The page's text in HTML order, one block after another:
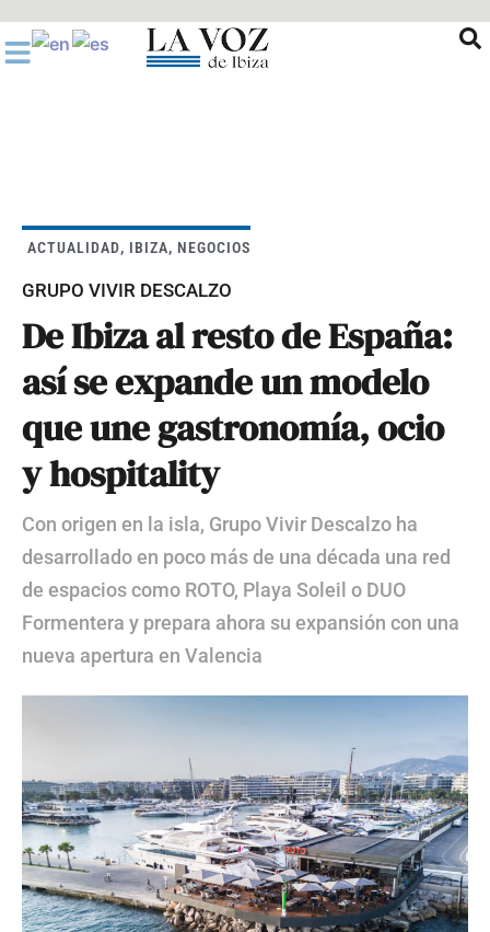
al
contenido
ACTUALIDAD, IBIZA, NEGOCIOS
GRUPO VIVIR DESCALZO
De Ibiza al resto de España:
así se expande un modelo
que une gastronomía, ocio
y hospitality
Con origen en la isla, Grupo Vivir Descalzo ha
desarrollado en poco más de una década una red
de espacios como ROTO, Playa Soleil o DUO
Formentera y prepara ahora su expansión con una
nueva apertura en Valencia